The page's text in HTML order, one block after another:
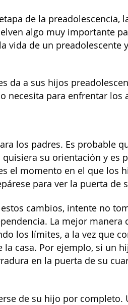
de la preadolescencia,
algo muy importante
vida de un preadolescente
da a sus hijos
necesita para enfrentar los
los padres. Es probable
su orientación y es
el momento en el que los
para ver la puerta de
cambios, intente no
La mejor
los límites, a la vez que
casa. Por ejemplo, si un
en la puerta de su
de su hijo por